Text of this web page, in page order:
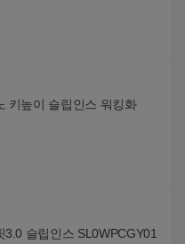
키높이 슬립인스 워킹화
슬립인스 SL0WPCGY01